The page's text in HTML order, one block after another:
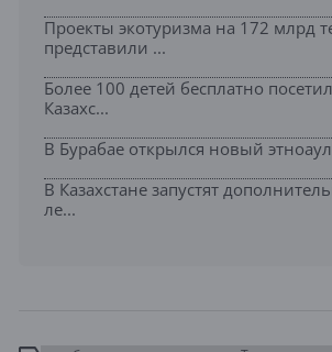
Проекты экотуризма на 172 млрд
представили ...
Более 100 детей бесплатно
Казахс...
В Бурабае открылся новый
В Казахстане запустят
ле...